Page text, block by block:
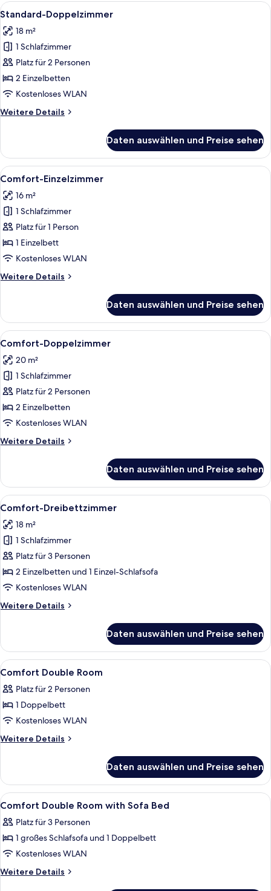
Alle
Fotos
für
Standard-
Doppelzimmer
anzeigen
Ein Hotelzimmer mit einem großen
7
Standard-Doppelzimmer
18 m²
1 Schlafzimmer
Platz für 2 Personen
2 Einzelbetten
Kostenloses WLAN
Weitere Details
Weitere
Doppelzimmer
Daten auswählen und Preise sehen
Alle
Fotos
für
Comfort-
Einzelzimmer
anzeigen
Ein Hotelzimmer mit einem Bett,
6
Comfort-Einzelzimmer
16 m²
1 Schlafzimmer
Platz für 1 Person
1 Einzelbett
Kostenloses WLAN
Weitere Details
Weitere
Einzelzimmer
Daten auswählen und Preise sehen
Alle
Fotos
für
Comfort-
Doppelzimmer
anzeigen
Ein Hotelzimmer mit zwei Betten,
7
Comfort-Doppelzimmer
20 m²
1 Schlafzimmer
Platz für 2 Personen
2 Einzelbetten
Kostenloses WLAN
Weitere Details
Weitere
Doppelzimmer
Daten auswählen und Preise sehen
Alle
Fotos
für
Comfort-
Dreibettzimmer
anzeigen
Ein Hotelzimmer mit zwei Betten,
6
Comfort-Dreibettzimmer
18 m²
1 Schlafzimmer
Platz für 3 Personen
2 Einzelbetten und 1 Einzel-Schlafsofa
Kostenloses WLAN
Weitere Details
Weitere
Dreibettzimmer
Daten auswählen und Preise sehen
Alle
Fotos
für
Comfort
Double
Room
Ein Hotelzimmer mit Bett,
4
Comfort Double Room
Platz für 2 Personen
1 Doppelbett
Kostenloses WLAN
Weitere Details
Weitere
Double
Room
Daten auswählen und Preise sehen
Alle
Fotos
für
Comfort
Double
Room
Allergikerbettwaren, Schreibtisch,
6
Comfort Double Room with Sofa Bed
Platz für 3 Personen
1 großes Schlafsofa und 1 Doppelbett
Kostenloses WLAN
Weitere Details
Weitere